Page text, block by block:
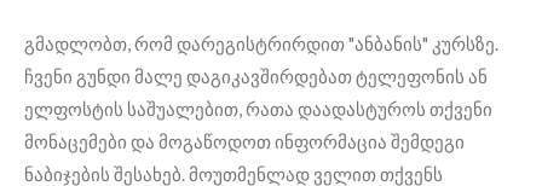
გმადლობთ, რომ დარეგისტრირდით "ანბანის" კურსზე.
ჩვენი გუნდი მალე დაგიკავშირდებათ ტელეფონის ან
ელფოსტის საშუალებით, რათა დაადასტუროს თქვენი
მონაცემები და მოგაწოდოთ ინფორმაცია შემდეგი
ნაბიჯების შესახებ. მოუთმენლად ველით თქვენს